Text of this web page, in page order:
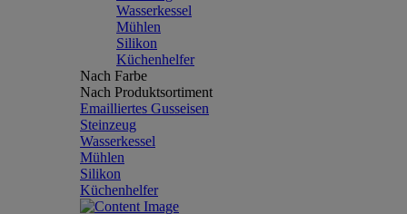
Wasserkessel
Mühlen
Silikon
Küchenhelfer
Nach Farbe
Nach Produktsortiment
Emailliertes Gusseisen
Steinzeug
Wasserkessel
Mühlen
Silikon
Küchenhelfer